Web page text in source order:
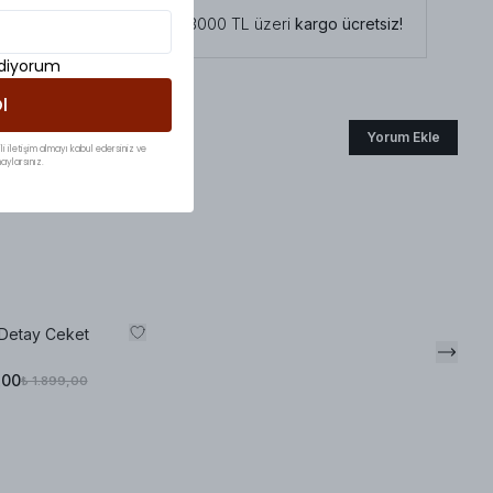
Tüm siparişlerde 3000 TL üzeri kargo ücretsiz!
Yorum Ekle
Ceket
₺ 1.899,00
iletişim almayı kabul edersiniz ve